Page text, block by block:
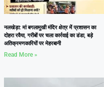
नलखेड़ा: मां बगलामुखी मंदिर क्षेत्र में प्रशासन का
दोहरा रवैया, गरीबों पर चला कार्रवाई का डंडा, बड़े
अतिक्रमणकारियों पर मेहरबानी
Read More »